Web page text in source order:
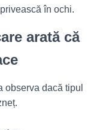
în ochi.
arată că
observa dacă tipul